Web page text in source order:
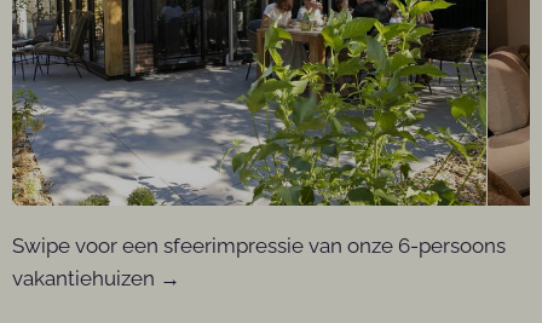
Swipe voor een sfeerimpressie van onze 6-persoons
vakantiehuizen →